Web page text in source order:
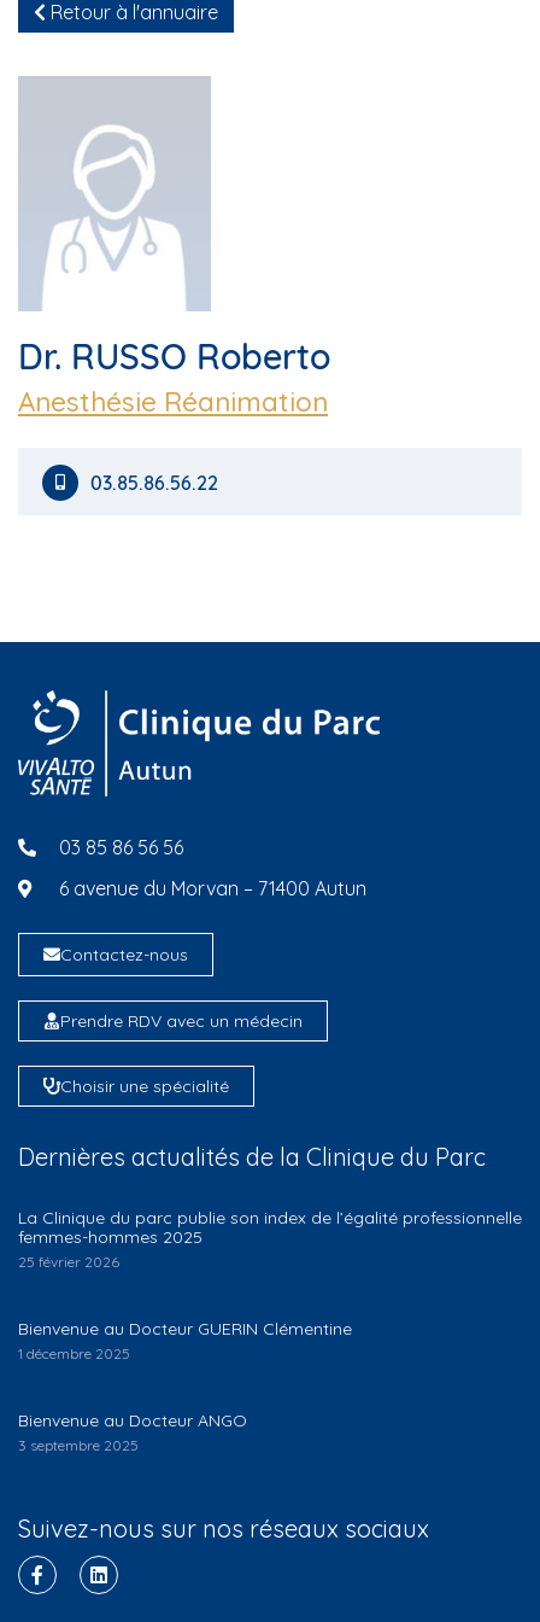
Retour à l'annuaire
Dr. RUSSO Roberto
Anesthésie Réanimation
03.85.86.56.22
03 85 86 56 56
6 avenue du Morvan – 71400 Autun
Contactez-nous
Prendre RDV avec un médecin
Choisir une spécialité
Dernières actualités de la Clinique du Parc
La Clinique du parc publie son index de l’égalité professionnelle
femmes-hommes 2025
25 février 2026
Bienvenue au Docteur GUERIN Clémentine
1 décembre 2025
Bienvenue au Docteur ANGO
3 septembre 2025
Suivez-nous sur nos réseaux sociaux